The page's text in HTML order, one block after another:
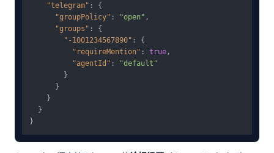
"telegram" :
{
"groupPolicy" : "open" ,
"groups" :
{
"-1001234567890" :
{
"requireMention" : true,
"agentId" :
"default"
}
}
}
}
}